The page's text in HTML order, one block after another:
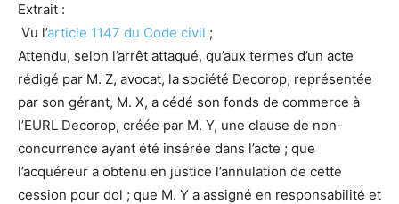
Extrait :
Vu l’article 1147 du Code civil ;
Attendu, selon l’arrêt attaqué, qu’aux termes d’un acte
rédigé par M. Z, avocat, la société Decorop, représentée
par son gérant, M. X, a cédé son fonds de commerce à
l’EURL Decorop, créée par M. Y, une clause de non-
concurrence ayant été insérée dans l’acte ; que
l’acquéreur a obtenu en justice l’annulation de cette
cession pour dol ; que M. Y a assigné en responsabilité et